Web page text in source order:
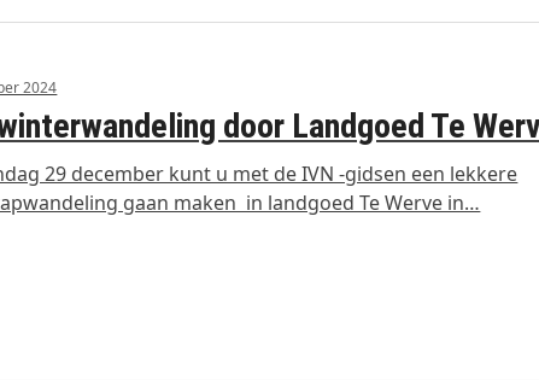
2024
door Landgoed Te
29 december kunt u met de IVN -gidsen een lekkere
gaan maken in landgoed Te Werve in…